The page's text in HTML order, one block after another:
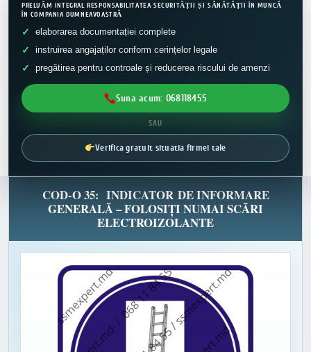
PRELUĂM INTEGRAL RESPONSABILITATEA SECURITĂȚII ȘI SĂNĂTĂȚII ÎN MUNCĂ
ÎN COMPANIA DUMNEAVOASTRĂ
elaborarea documentației complete
instruirea angajaților conform cerințelor legale
pregătirea pentru controale și reducerea riscului de amenzi
Suna acum: 068118455
SAU
Verifica gratuit situatia firmei tale
COD-O 35: INDICATOR DE INFORMARE
GENERALĂ – FOLOSIȚI NUMAI SCĂRI
ELECTROIZOLANTE